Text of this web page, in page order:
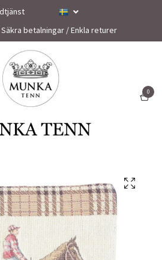
betalningar / Enkla returer
0